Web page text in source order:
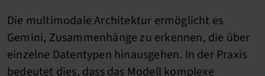
Die multimodale Architektur ermöglicht es
Gemini, Zusammenhänge zu erkennen, die über
einzelne Datentypen hinausgehen. In der Praxis
bedeutet dies, dass das Modell komplexe